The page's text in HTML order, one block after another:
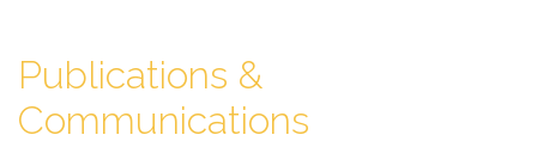
Publications &
Communications